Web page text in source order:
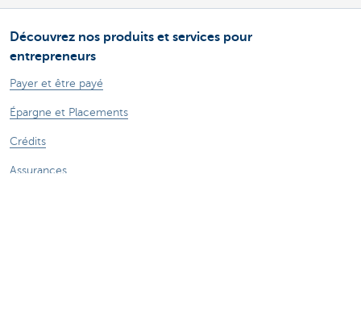
Découvrez nos produits et services pour
entrepreneurs
Payer et être payé
Épargne et Placements
Crédits
Assurances